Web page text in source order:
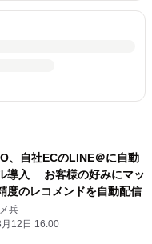
、自社ECのLINE＠に自動
導入 お客様の好みにマッ
度のレコメンドを自動配信
兵
12日 16:00